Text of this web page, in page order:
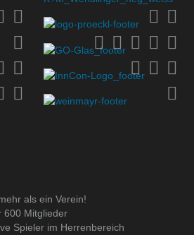
als ein Verein!
600 Mitglieder
Spieler im Herrenbereich